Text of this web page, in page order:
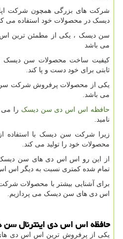
شرکت های بزرگی همچون شرکت
دیسک در محصولات خود استفاده می
سن دیسک ، یکی از مطمئن ترین اس
می باشد
کیفیت ساخت محصولات سن دیسک
ثابتی برای خود دست و پا کند.
یکی از محصولات پرفروش شرکت
می باشد.
حافظه اس اس دی سن دیسک را
نامید.
زیرا شرکت سن دیسک با استفاده
محصولات خود را تولید می کند.
از این رو اس اس دی های سن دیسک
تمام شده کمتری نسبت به دیگر اس اس
برای آشنایی بیشتر با محصولات
اس دی های سن دیسک می پردازیم.
حافظه اس اس دی اینترنال
یکی از پرفروش ترین اس اس دی